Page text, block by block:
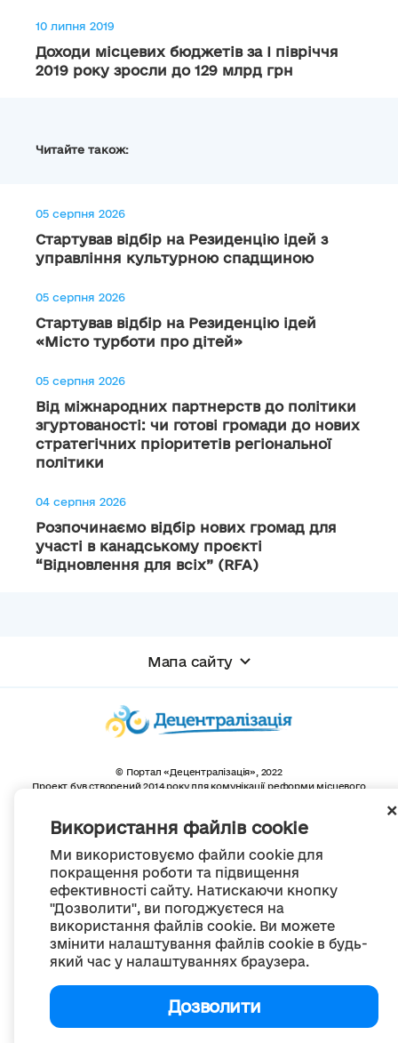
Використання файлів cookie
Ми використовуємо файли cookie для
покращення роботи та підвищення
ефективності сайту. Натискаючи кнопку
"Дозволити", ви погоджуєтеся на
використання файлів cookie. Ви можете
змінити налаштування файлів cookie в будь-
який час у налаштуваннях браузера.
Дозволити
10 липня 2019
Доходи місцевих бюджетів за І півріччя
2019 року зросли до 129 млрд грн
Читайте також:
05 серпня 2026
Стартував відбір на Резиденцію ідей з
управління культурною спадщиною
05 серпня 2026
Стартував відбір на Резиденцію ідей
«Місто турботи про дітей»
05 серпня 2026
Від міжнародних партнерств до політики
згуртованості: чи готові громади до нових
стратегічних пріоритетів регіональної
політики
04 серпня 2026
Розпочинаємо відбір нових громад для
участі в канадському проєкті
“Відновлення для всіх” (RFA)
Мапа сайту
© Портал «Децентралізація», 2022
Проект був створений 2014 року для комунікації реформи місцевого
Створення та наповнення - ГО «Портал «Децентралізація»
Creative Commons Attribution 4.0 International license,
якщо не зазначено інше